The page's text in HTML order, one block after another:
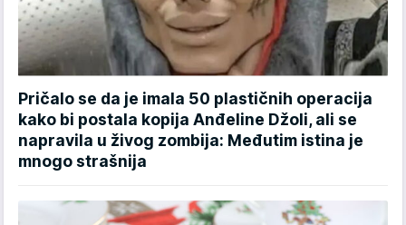
Pričalo se da je imala 50 plastičnih operacija
kako bi postala kopija Anđeline Džoli, ali se
napravila u živog zombija: Međutim istina je
mnogo strašnija